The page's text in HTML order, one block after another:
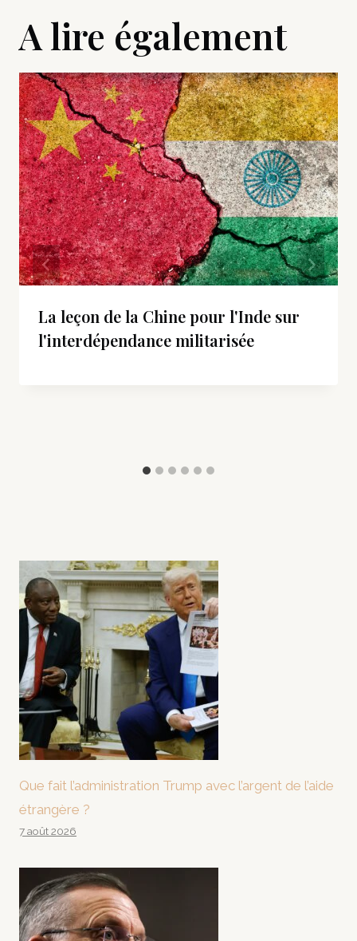
A lire également
La leçon de la Chine pour l'Inde sur
l'interdépendance militarisée
Que fait l’administration Trump avec l’argent de l’aide
étrangère ?
7 août 2026